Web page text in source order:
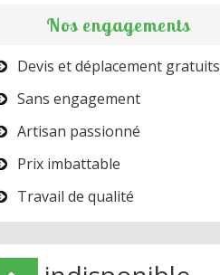
Nos engagements
Devis et déplacement gratuits
Sans engagement
Artisan passionné
Prix imbattable
Travail de qualité